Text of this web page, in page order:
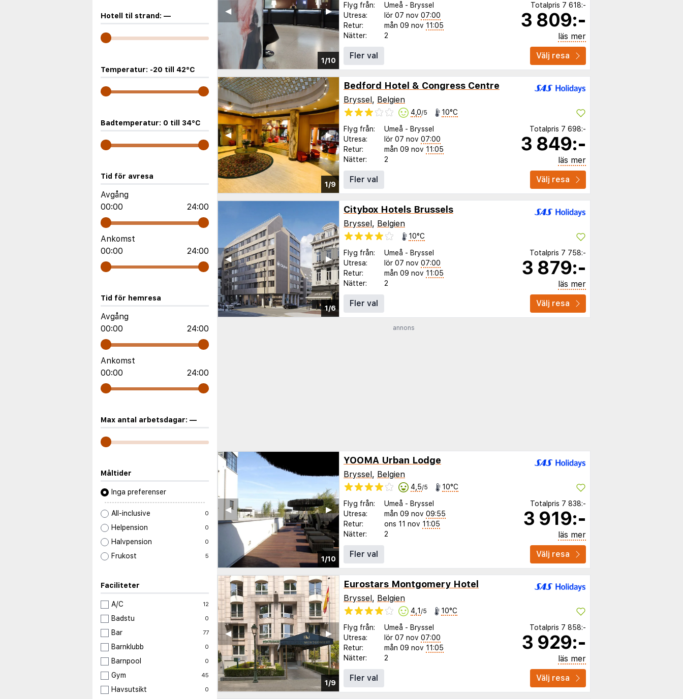
Hotell til strand: —
Temperatur: -20 till 42°C
Badtemperatur: 0 till 34°C
Tid för avresa
Avgång
00:00
24:00
Ankomst
00:00
24:00
Tid för hemresa
Avgång
00:00
24:00
Ankomst
00:00
24:00
Max antal arbetsdagar: —
Måltider
Inga preferenser
All-inclusive 0
Helpension 0
Halvpension 0
Frukost 5
Faciliteter
A/C 12
Badstu 0
Bar 77
Barnklubb 0
Barnpool 0
Gym 45
Havsutsikt 0
1/10
▶︎
◀︎
Flyg från: Umeå - Bryssel
Utresa:
lör 07 nov 07:00
Retur:
mån 09 nov 11:05
Nätter:
2
Totalpris 7 618:-
3 809:-
läs mer
Fler val
Välj resa
1/9
▶︎
◀︎
Bedford Hotel & Congress Centre
Bryssel, Belgien
4,0/5 10°C
Flyg från: Umeå - Bryssel
Utresa:
lör 07 nov 07:00
Retur:
mån 09 nov 11:05
Nätter:
2
Totalpris 7 698:-
3 849:-
läs mer
Fler val
Välj resa
1/6
▶︎
◀︎
Citybox Hotels Brussels
Bryssel, Belgien
10°C
Flyg från: Umeå - Bryssel
Utresa:
lör 07 nov 07:00
Retur:
mån 09 nov 11:05
Nätter:
2
Totalpris 7 758:-
3 879:-
läs mer
Fler val
Välj resa
annons
1/10
▶︎
◀︎
YOOMA Urban Lodge
Bryssel, Belgien
4,5/5 10°C
Flyg från: Umeå - Bryssel
Utresa:
mån 09 nov 09:55
Retur:
ons 11 nov 11:05
Nätter:
2
Totalpris 7 838:-
3 919:-
läs mer
Fler val
Välj resa
1/9
▶︎
◀︎
Eurostars Montgomery Hotel
Bryssel, Belgien
4,1 /5 10°C
Flyg från: Umeå - Bryssel
Utresa:
lör 07 nov 07:00
Retur:
mån 09 nov 11:05
Nätter:
2
Totalpris 7 858:-
3 929:-
läs mer
Fler val
Välj resa